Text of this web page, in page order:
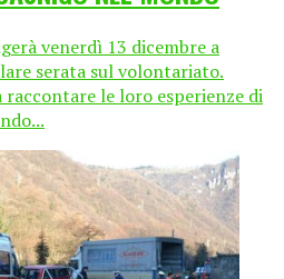
venerdì 13 dicembre a
serata sul volontariato.
le loro esperienze di